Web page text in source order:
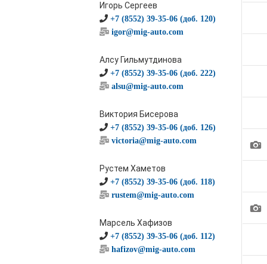
Игорь Сергеев
+7 (8552) 39-35-06 (доб. 120)
igor@mig-auto.com
Алсу Гильмутдинова
+7 (8552) 39-35-06 (доб. 222)
alsu@mig-auto.com
Виктория Бисерова
+7 (8552) 39-35-06 (доб. 126)
victoria@mig-auto.com
Рустем Хаметов
+7 (8552) 39-35-06 (доб. 118)
rustem@mig-auto.com
Марсель Хафизов
+7 (8552) 39-35-06 (доб. 112)
hafizov@mig-auto.com
1
1